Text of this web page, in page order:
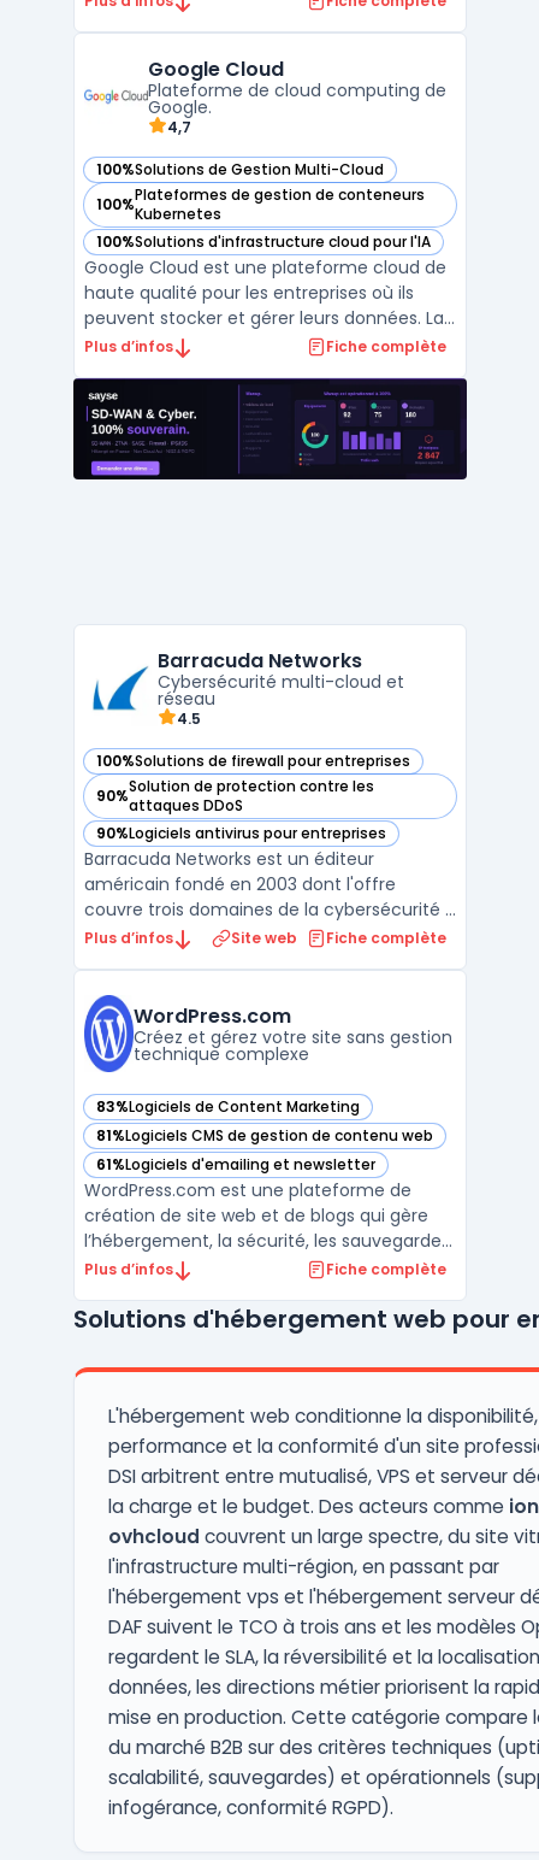
les clients peuvent accéder à une gestion
multi-cloud, ...
Google Cloud
Plateforme de cloud computing de
Google.
4,7
100%Solutions de Gestion Multi-Cloud
— voir Google Cloud dans cette catégorie
100%Plateformes de gestion de conteneurs
Kubernetes
— voir Google Cloud dans cette catégorie
100%Solutions d'infrastructure cloud pour l'IA
— voir Google Cloud dans cette catégorie
Google Cloud est une plateforme cloud de
haute qualité pour les entreprises où ils
peuvent stocker et gérer leurs données. La
gestion multi-cloud permet aux clients
simultanément. La plateforme est
proposée par Google et offre diverses
fonctionnalités, telles que ...
Plus d’infos Fiche complète
Barracuda Networks
Cybersécurité multi-cloud et
réseau
4.5
100%Solutions de firewall pour entreprises
— voir Barracuda Networks dans cette catégorie
90%Solution de protection contre les
attaques DDoS
— voir Barracuda Networks dans cette catégorie
90%Logiciels antivirus pour entreprises
— voir Barracuda Networks dans cette catégorie
Barracuda Networks est un éditeur
américain fondé en 2003 dont l'offre
couvre trois domaines de la cybersécurité :
email security, protection des applications
regroupe l'ensemble des produits sous une
console d'administration unif ...
Plus d’infos Site web Fiche complète
WordPress.com
Créez et gérez votre site sans gestion
technique complexe
83%Logiciels de Content Marketing
— voir WordPress.com dans cette catégorie
81%Logiciels CMS de gestion de contenu web
— voir WordPress.com dans cette catégorie
61%Logiciels d'emailing et newsletter
— voir WordPress.com dans cette catégorie
WordPress.com est une plateforme de
création de site web et de blogs qui gère
l’hébergement, la sécurité, les sauvegardes
et la performance sans intervention
service s’adresse aux utilisateurs cherchant
préoccuper des ...
Plus d’infos Fiche complète
Solutions d'hébergement web pour
L'hébergement web conditionne la
performance et la conformité d'un site
DSI arbitrent entre mutualisé, VPS et serveur
la charge et le budget. Des acteurs comme
ovhcloud couvrent un large spectre, du site
l'infrastructure multi-région, en passant par
l'hébergement vps et l'hébergement serveur
DAF suivent le TCO à trois ans et les modèles
regardent le SLA, la réversibilité et la
données, les directions métier priorisent la
mise en production. Cette catégorie compare
du marché B2B sur des critères techniques
scalabilité, sauvegardes) et opérationnels
infogérance, conformité RGPD).